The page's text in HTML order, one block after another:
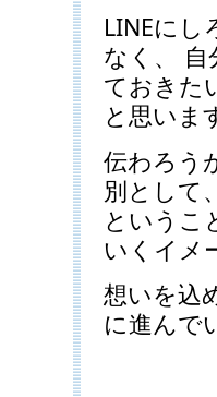
LINEにし
なく、
ておきた
と思いま
伝わろう
別として
というこ
いくイメ
想いを込
に進んで